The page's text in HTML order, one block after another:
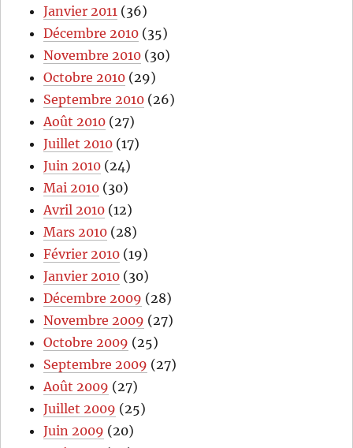
Janvier 2011 (36)
Décembre 2010 (35)
Novembre 2010 (30)
Octobre 2010 (29)
Septembre 2010 (26)
Août 2010 (27)
Juillet 2010 (17)
Juin 2010 (24)
Mai 2010 (30)
Avril 2010 (12)
Mars 2010 (28)
Février 2010 (19)
Janvier 2010 (30)
Décembre 2009 (28)
Novembre 2009 (27)
Octobre 2009 (25)
Septembre 2009 (27)
Août 2009 (27)
Juillet 2009 (25)
Juin 2009 (20)